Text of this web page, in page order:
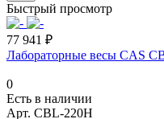
Быстрый просмотр
77 941 ₽
Лабораторные весы CAS
0
Есть в наличии
Арт. CBL-220H